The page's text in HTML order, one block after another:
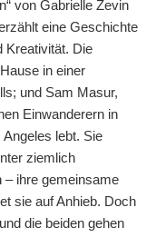
von Gabrielle Zevin
eine Geschichte
Kreativität. Die
in einer
und Sam Masur,
Einwanderern in
lebt. Sie
ziemlich
– ihre gemeinsame
sie auf Anhieb. Doch
die beiden gehen